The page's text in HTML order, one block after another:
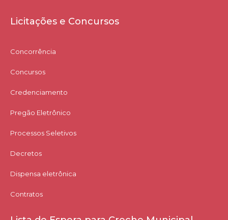
Licitações e Concursos
Concorrência
Concursos
Credenciamento
Pregão Eletrônico
Processos Seletivos
Decretos
Dispensa eletrônica
Contratos